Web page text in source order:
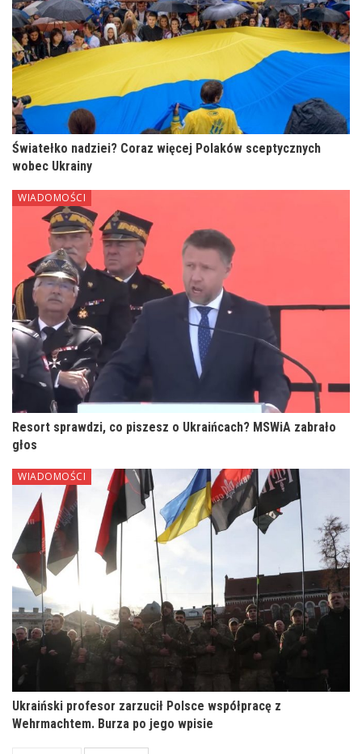
Światełko nadziei? Coraz więcej Polaków sceptycznych
wobec Ukrainy
WIADOMOŚCI
Resort sprawdzi, co piszesz o Ukraińcach? MSWiA zabrało
głos
WIADOMOŚCI
Ukraiński profesor zarzucił Polsce współpracę z
Wehrmachtem. Burza po jego wpisie